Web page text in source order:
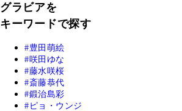
グラビアを
キーワードで探す
豊田萌絵
咲田ゆな
藤水咲桜
斎藤恭代
鍛治島彩
ピョ・ウンジ